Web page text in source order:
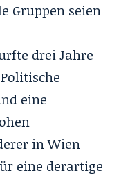
Gruppen seien
drei Jahre
eine
in Wien
eine derartige